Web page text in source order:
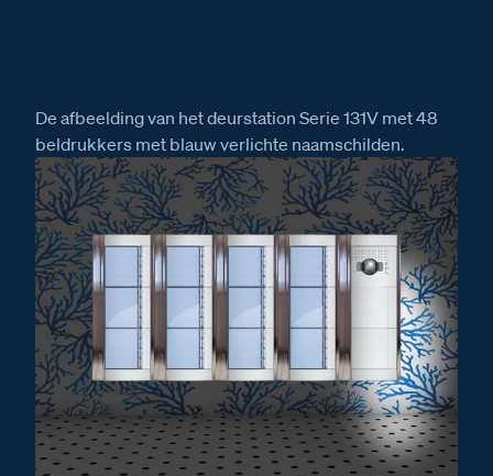
De afbeelding van het deurstation Serie 131V met 48
beldrukkers met blauw verlichte naamschilden.